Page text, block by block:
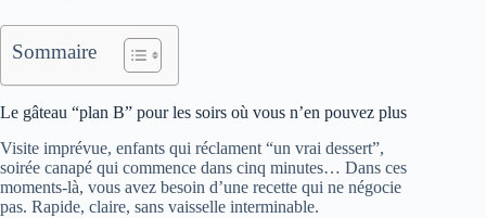
Sommaire
Le gâteau “plan B” pour les soirs où vous n’en pouvez plus
Visite imprévue, enfants qui réclament “un vrai dessert”,
soirée canapé qui commence dans cinq minutes… Dans ces
moments-là, vous avez besoin d’une recette qui ne négocie
pas. Rapide, claire, sans vaisselle interminable.